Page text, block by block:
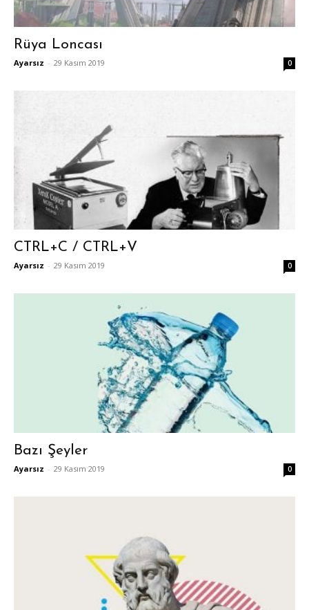
Rüya Loncası
Ayarsız - 29 Kasım 2019 0
CTRL+C / CTRL+V
Ayarsız - 29 Kasım 2019 0
Bazı Şeyler
Ayarsız - 29 Kasım 2019 0